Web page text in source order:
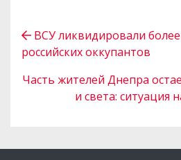
ВСУ ликвидировали более
российских оккупантов
Часть жителей Днепра
и света: ситуация